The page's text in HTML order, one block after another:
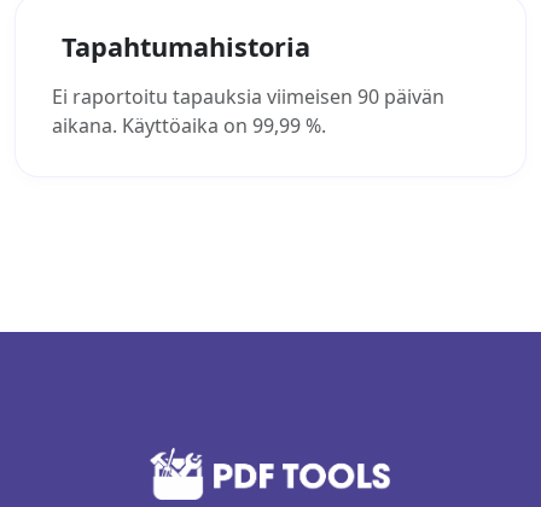
Tapahtumahistoria
Ei raportoitu tapauksia viimeisen 90 päivän
aikana. Käyttöaika on 99,99 %.